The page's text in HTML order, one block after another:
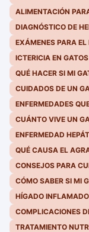
ALIMENTACIÓN
DIAGNÓSTICO DE
EXÁMENES PARA
ICTERICIA EN
QUÉ HACER SI MI
CUIDADOS DE UN
ENFERMEDADES
CUÁNTO VIVE UN
ENFERMEDAD
QUÉ CAUSA EL
CONSEJOS PARA
CÓMO SABER SI MI
HÍGADO
COMPLICACIONES
TRATAMIENTO